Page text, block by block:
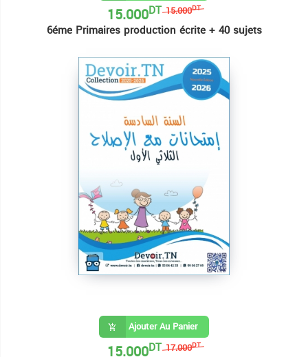
15.000DT
15.000DT
6éme Primaires production écrite + 40 sujets
Ajouter Au Panier
17.000DT
15.000DT